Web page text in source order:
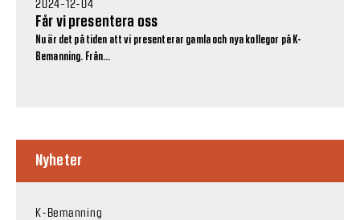
2024-12-04
Får vi presentera oss
Nu är det på tiden att vi presenterar gamla och nya kollegor på K-
Bemanning. Från...
Nyheter
K-Bemanning